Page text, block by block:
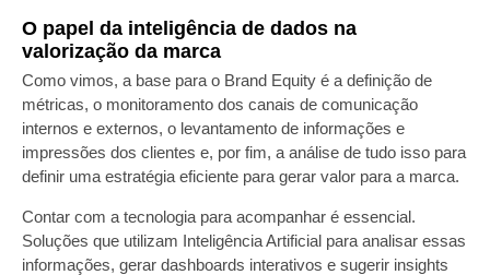
O papel da inteligência de dados na
valorização da marca
Como vimos, a base para o Brand Equity é a definição de
métricas, o monitoramento dos canais de comunicação
internos e externos, o levantamento de informações e
impressões dos clientes e, por fim, a análise de tudo isso para
definir uma estratégia eficiente para gerar valor para a marca.
Contar com a tecnologia para acompanhar é essencial.
Soluções que utilizam Inteligência Artificial para analisar essas
informações, gerar dashboards interativos e sugerir insights